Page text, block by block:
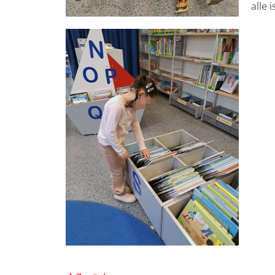
alle